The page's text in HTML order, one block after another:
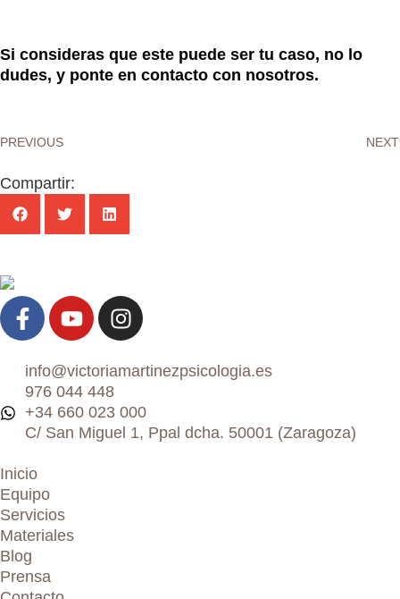
Si consideras que este puede ser tu caso, no lo
dudes, y ponte en contacto con nosotros.
PREVIOUS NEXT
Compartir:
info@victoriamartinezpsicologia.es
976 044 448
+34 660 023 000
C/ San Miguel 1, Ppal dcha. 50001 (Zaragoza)
Inicio
Equipo
Servicios
Materiales
Blog
Prensa